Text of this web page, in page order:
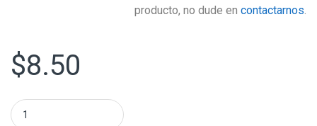
producto, no dude en contactarnos
$8.50
Filtro de Aceite Original Toyota/Lexus YZZF2 quantity